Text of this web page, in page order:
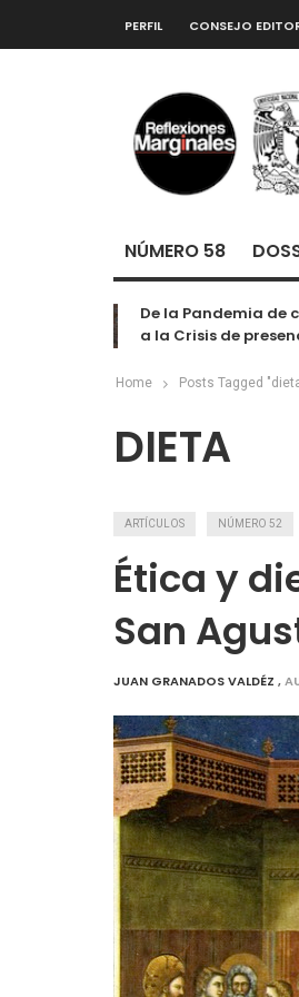
PERFIL CONSEJO
NÚMERO 58
De la Pandemia de
a la Crisis de
entretenimiento
Home Posts Tagged
DIETA
ARTÍCULOS NÚMERO 52
Ética y
San
JUAN GRANADOS VALDÉZ ,